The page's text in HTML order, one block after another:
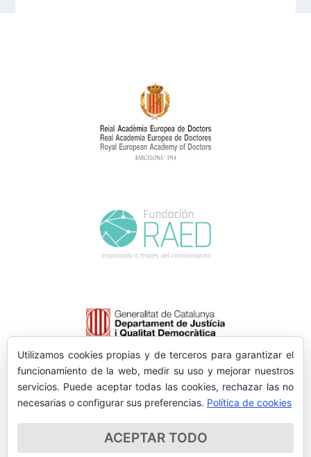
Utilizamos cookies propias y de terceros para garantizar el
funcionamiento de la web, medir su uso y mejorar nuestros
servicios. Puede aceptar todas las cookies, rechazar las no
necesarias o configurar sus preferencias. Política de cookies
ACEPTAR TODO